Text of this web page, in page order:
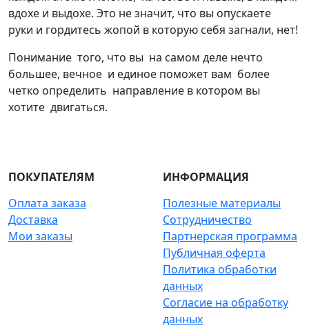
вдохе и выдохе. Это не значит, что вы опускаете
руки и гордитесь жопой в которую себя загнали, нет!
Понимание того, что вы на самом деле нечто
большее, вечное и единое поможет вам более
четко определить направление в котором вы
хотите двигаться.
ПОКУПАТЕЛЯМ
Оплата заказа
Доставка
Мои заказы
ИНФОРМАЦИЯ
Полезные материалы
Сотрудничество
Партнерская программа
Публичная оферта
Политика обработки
данных
Согласие на обработку
данных